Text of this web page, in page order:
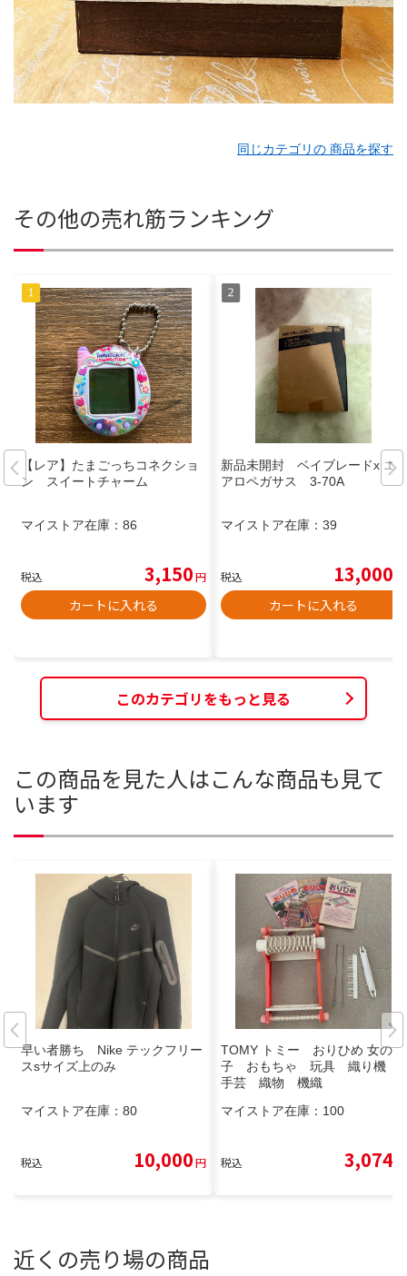
同じカテゴリの 商品を探す
その他の売れ筋ランキング
【レア】たまごっちコネクショ
ン スイートチャーム
マイストア在庫： 86
税込 3,150円
カートに入れる
新品未開封 ベイブレードx エ
アロペガサス 3-70A
マイストア在庫： 39
税込 13,000
カートに入れる
このカテゴリをもっと見る
この商品を見た人はこんな商品も見て
います
早い者勝ち Nike テックフリー
スsサイズ上のみ
マイストア在庫： 80
税込 10,000円
TOMY トミー おりひめ 女の
子 おもちゃ 玩具 織り機
手芸 織物 機織
マイストア在庫： 100
税込 3,074
近くの売り場の商品